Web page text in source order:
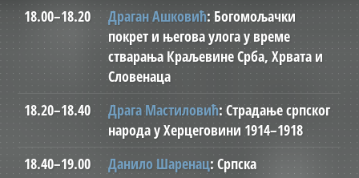
18.00–18.20
Драган Ашковић: Богомољачки
покрет и његова улога у време
стварања Краљевине Срба, Хрвата и
Словенаца
18.20–18.40
Драга Мастиловић: Страдање српског
народа у Херцеговини 1914–1918
18.40–19.00
Данило Шаренац: Српска